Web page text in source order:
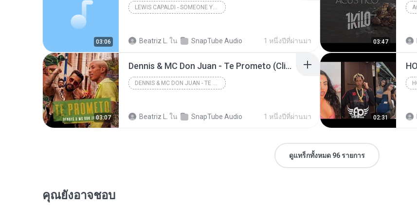
03:06
LEWIS CAPALDI - SOMEONE YOU LOVED
Beatriz L. ใน SnapTube Audio 1 หนึ่งปีที่ผ่านมา 03:47
03:07
Dennis & MC Don Juan - Te Prometo (Clipe Oficial)
DENNIS & MC DON JUAN - TE PROMETO (CLIPE OFICIAL)
Beatriz L. ใน SnapTube Audio 1 หนึ่งปีที่ผ่านมา 02:31
ดูแทร็กทั้งหมด 96 รายการ
คุณยังอาจชอบ